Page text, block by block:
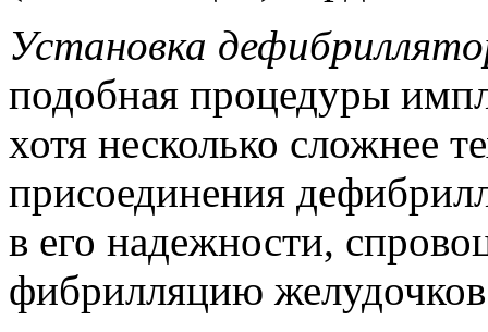
Установка
подобная процедуры
хотя несколько сложнее
присоединения
в его надежности,
фибрилляцию